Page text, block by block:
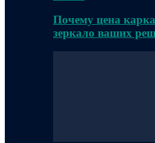
Почему цена
зеркало ваших